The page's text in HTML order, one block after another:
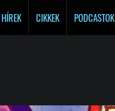
HÍREK CIKKEK PODCASTOK